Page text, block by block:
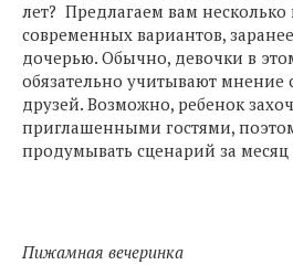
лет? Предлагаем вам
современных вариантов,
дочерью. Обычно, девочки в
обязательно учитывают мнение
друзей. Возможно, ребенок
приглашенными гостями,
продумывать сценарий за
Пижамная вечеринка